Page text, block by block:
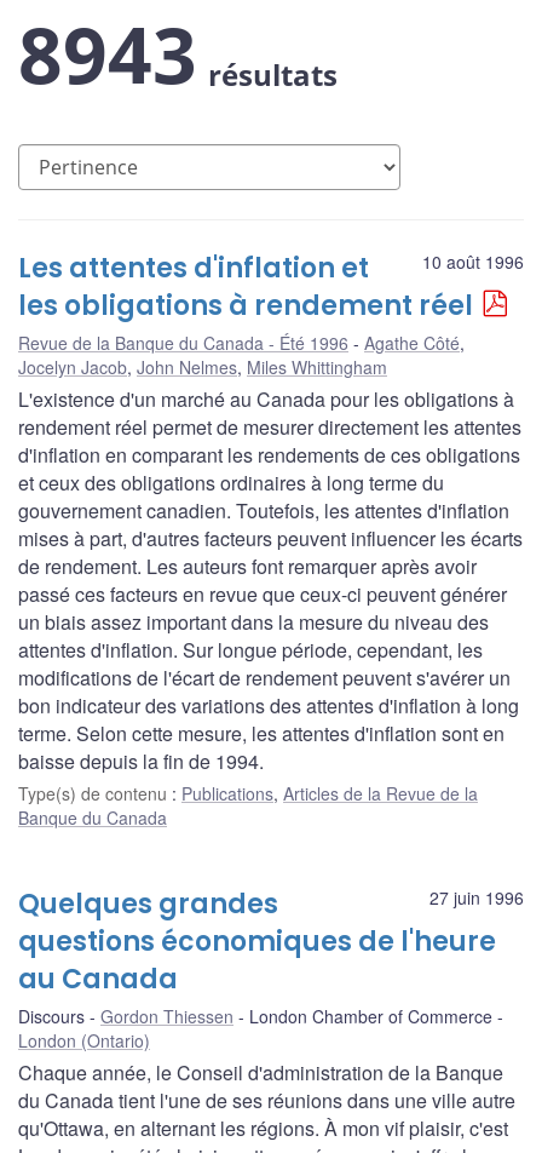
8943 résultats
10 août 1996
Les attentes d'inflation et
les obligations à rendement réel
Revue de la Banque du Canada - Été 1996 Agathe Côté,
Jocelyn Jacob, John Nelmes, Miles Whittingham
L'existence d'un marché au Canada pour les obligations à
rendement réel permet de mesurer directement les attentes
d'inflation en comparant les rendements de ces obligations
et ceux des obligations ordinaires à long terme du
gouvernement canadien. Toutefois, les attentes d'inflation
mises à part, d'autres facteurs peuvent influencer les écarts
de rendement. Les auteurs font remarquer après avoir
passé ces facteurs en revue que ceux-ci peuvent générer
un biais assez important dans la mesure du niveau des
attentes d'inflation. Sur longue période, cependant, les
modifications de l'écart de rendement peuvent s'avérer un
bon indicateur des variations des attentes d'inflation à long
terme. Selon cette mesure, les attentes d'inflation sont en
baisse depuis la fin de 1994.
Type(s) de contenu : Publications, Articles de la Revue de la
Banque du Canada
27 juin 1996
Quelques grandes
questions économiques de l'heure
au Canada
Discours Gordon Thiessen
London Chamber of Commerce
London (Ontario)
Chaque année, le Conseil d'administration de la Banque
du Canada tient l'une de ses réunions dans une ville autre
qu'Ottawa, en alternant les régions. À mon vif plaisir, c'est